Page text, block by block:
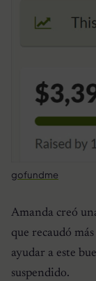
gofundme
Amanda creó
que recaudó
ayudar a este
suspendido.